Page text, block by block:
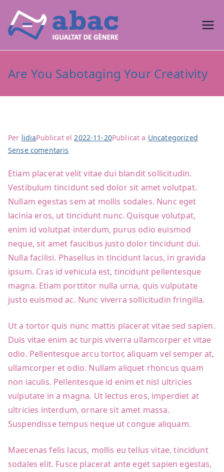
contingut
igualtat
de
Are You Sabotaging Your Creativity
Per lidiaPublicat el2022-11-20Publicat a Uncategorized
Sense comentaris
You
Sabotaging
Your
Creativity
Etiam placerat velit vitae dui blandit sollicitudin.
Vestibulum tincidunt sed dolor sit amet volutpat.
Nullam egestas sem at mollis sodales. Nunc eget
lacinia eros, ut tincidunt nunc. Quisque volutpat,
enim id volutpat interdum, purus odio euismod
neque, sit amet faucibus justo dolor tincidunt dui.
Nulla facilisi. Phasellus in tincidunt lacus, in gravida
ipsum. Cras id vehicula est, tincidunt pellentesque
magna. Etiam porttitor nulla urna, quis vulputate
justo euismod ac. Nunc viverra sollicitudin fringilla.
Ut a tortor quis nunc mattis placerat vitae sed sapien.
Duis vitae enim ac turpis viverra ullamcorper et vitae
odio. Pellentesque arcu tortor, aliquam vel semper at,
ullamcorper et odio. Nullam aliquet rhoncus quam
non iaculis. Pellentesque id enim et nisl ultricies
vulputate in a magna. Ut lectus eros, imperdiet at
ultricies interdum, ornare sit amet massa.
Suspendisse tempus neque ut congue aliquam.
Maecenas felis lacus, mollis eu tellus vitae, tincidunt
sodales elit. Fusce placerat ante eget sapien egestas,